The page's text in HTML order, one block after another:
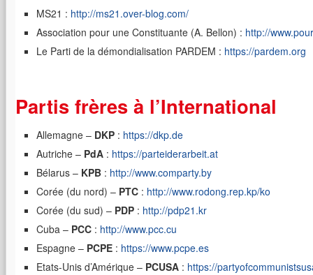
MS21 : http://ms21.over-blog.com/
Association pour une Constituante (A. Bellon) : http://
Le Parti de la démondialisation PARDEM : https://pardem.org
Partis frères à l’International
Allemagne – DKP : https://dkp.de
Autriche – PdA : https://parteiderarbeit.at
Bélarus – KPB : http://www.comparty.by
Corée (du nord) – PTC : http://www.rodong.rep.kp/ko
Corée (du sud) – PDP : http://pdp21.kr
Cuba – PCC : http://www.pcc.cu
Espagne – PCPE : https://www.pcpe.es
Etats-Unis d’Amérique – PCUSA : https://